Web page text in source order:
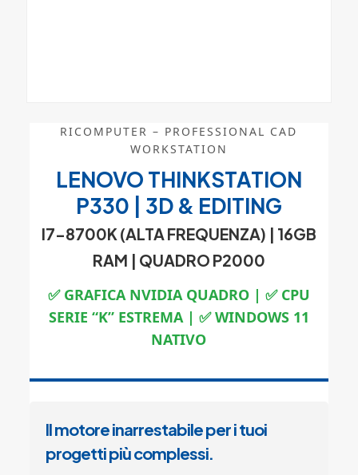
RICOMPUTER – PROFESSIONAL CAD
WORKSTATION
LENOVO THINKSTATION
P330 | 3D & EDITING
I7-8700K (ALTA FREQUENZA) | 16GB
RAM | QUADRO P2000
✅ GRAFICA NVIDIA QUADRO | ✅ CPU
SERIE “K” ESTREMA | ✅ WINDOWS 11
NATIVO
Il motore inarrestabile per i tuoi
progetti più complessi.